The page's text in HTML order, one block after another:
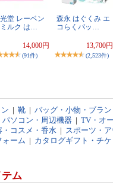
堂 レーベン
ルク は…
14,000円
(91件)
森永 はぐくみ エ
コらくパッ…
13,700円
(2,523件)
| 靴 | バッグ・小物・ブラ
パソコン・周辺機器 | TV・オ
・コスメ・香水 | スポーツ・
ォーム | カタログギフト・チケ
ム